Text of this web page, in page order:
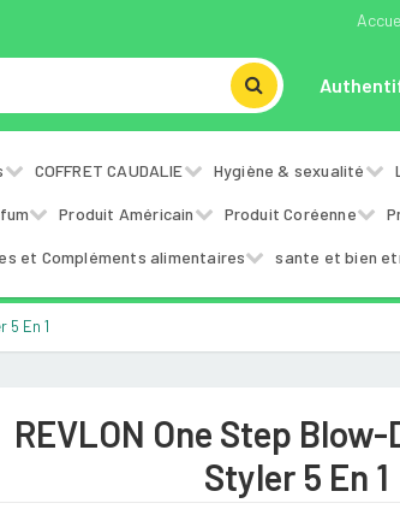
COFFRET CAUDALIE Hygiène & sexualité
Produit Américain Produit Coréenne
et Compléments alimentaires sante et bien
5 En 1
REVLON One Step
Styler 5 En 1